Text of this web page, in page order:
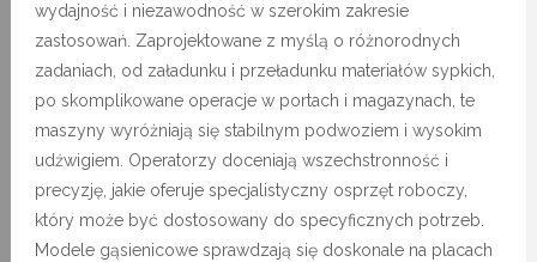
wydajność i niezawodność w szerokim zakresie
zastosowań. Zaprojektowane z myślą o różnorodnych
zadaniach, od załadunku i przeładunku materiałów sypkich,
po skomplikowane operacje w portach i magazynach, te
maszyny wyróżniają się stabilnym podwoziem i wysokim
udźwigiem. Operatorzy doceniają wszechstronność i
precyzję, jakie oferuje specjalistyczny osprzęt roboczy,
który może być dostosowany do specyficznych potrzeb.
Modele gąsienicowe sprawdzają się doskonale na placach